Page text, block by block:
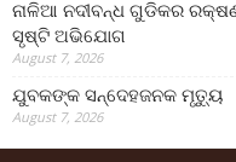
ନାଳିଆ ନଦୀବନ୍ଧ ଗୁଡିକର
ସୃଷ୍ଟି ଅଭିଯୋଗ
August 7, 2026
ଯୁବକଙ୍କ ସନ୍ଦେହଜନକ ମୃତ୍ୟୁ
August 7, 2026